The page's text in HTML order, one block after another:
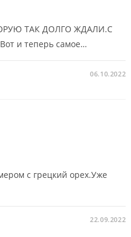
ТАК ДОЛГО ЖДАЛИ.С
и теперь самое…
06.10.2022
с грецкий орех.Уже
22.09.2022